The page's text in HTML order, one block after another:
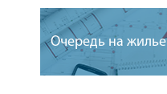
Очередь на жилье